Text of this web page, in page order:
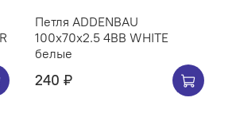
Петля ADDENBAU
100х70х2.5 4BB WHITE
белые
240 ₽